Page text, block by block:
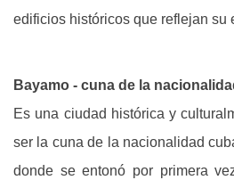
edificios históricos que reflejan su
Bayamo - cuna de la
Es una ciudad histórica y
ser la cuna de la nacionalidad
donde se entonó por primera